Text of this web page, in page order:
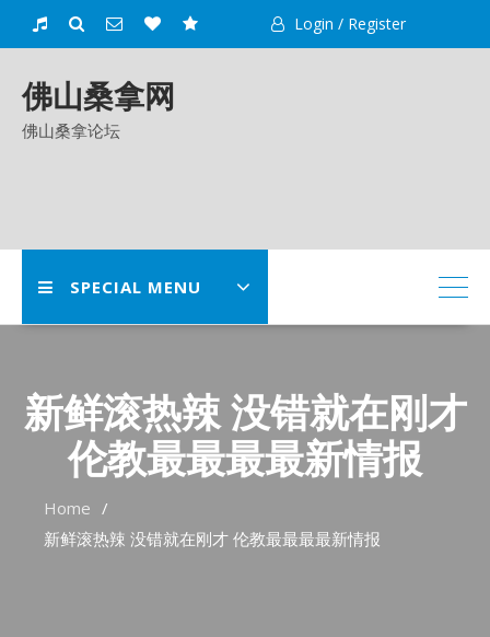
Login / Register
佛山桑拿网
佛山桑拿论坛
SPECIAL MENU
新鲜滚热辣 没错就在刚才
伦教最最最最新情报
Home
新鲜滚热辣 没错就在刚才 伦教最最最最新情报